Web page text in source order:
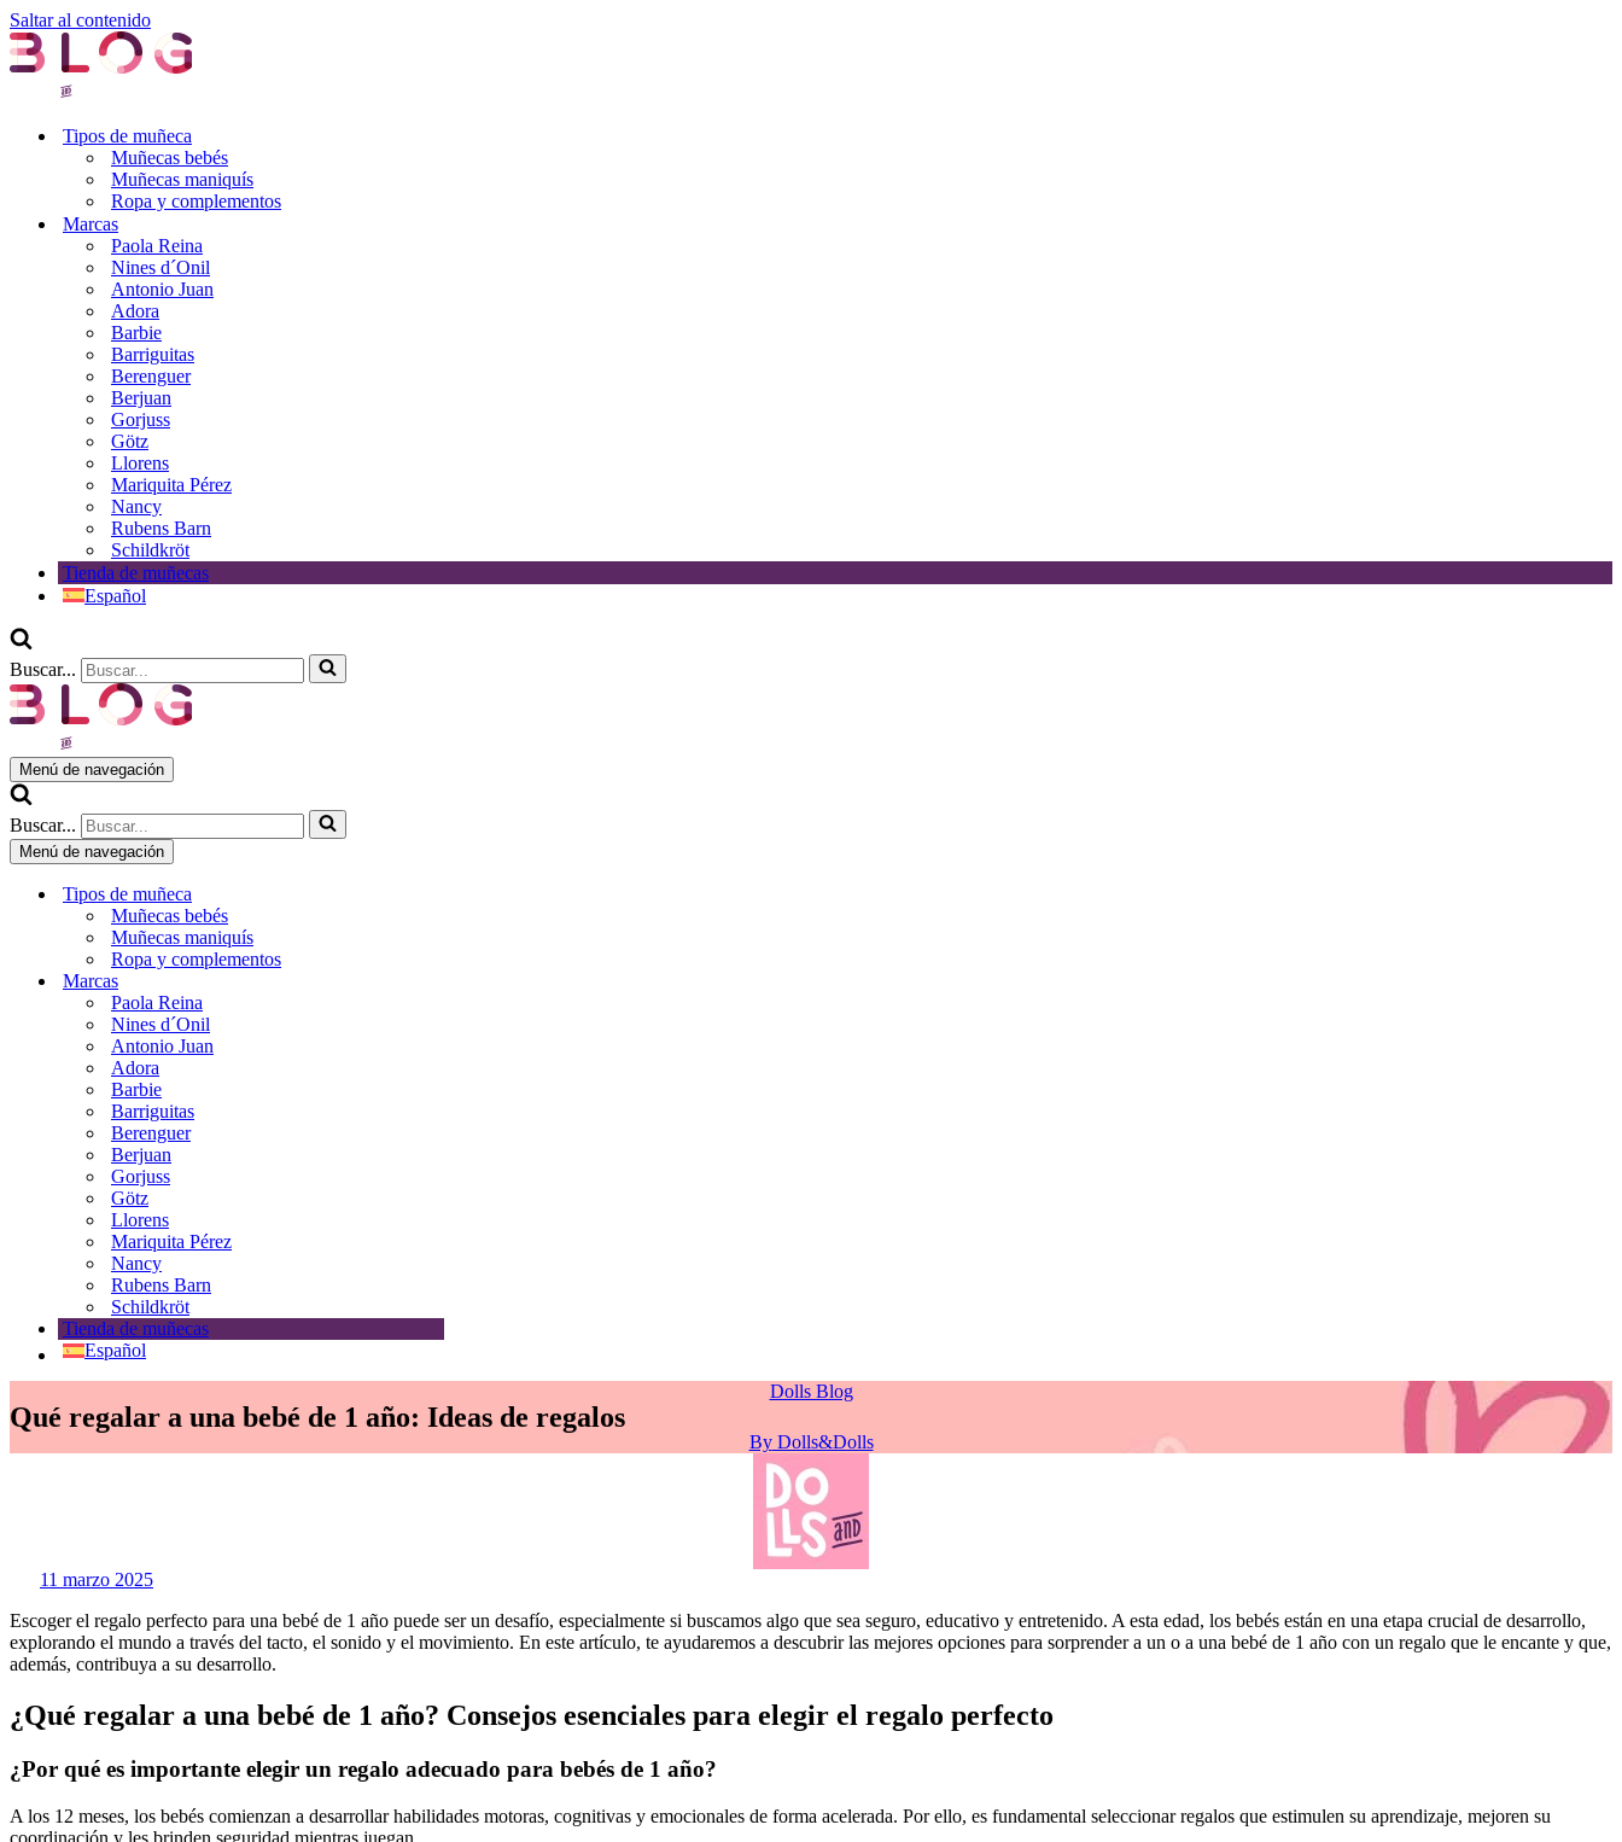
Saltar al contenido
Tipos de muñeca
Muñecas bebés
Muñecas maniquís
Ropa y complementos
Marcas
Paola Reina
Nines d´Onil
Antonio Juan
Adora
Barbie
Barriguitas
Berenguer
Berjuan
Gorjuss
Götz
Llorens
Mariquita Pérez
Nancy
Rubens Barn
Schildkröt
Tienda de muñecas
Español
Buscar...
Menú de navegación
Buscar...
Menú de navegación
Tipos de muñeca
Muñecas bebés
Muñecas maniquís
Ropa y complementos
Marcas
Paola Reina
Nines d´Onil
Antonio Juan
Adora
Barbie
Barriguitas
Berenguer
Berjuan
Gorjuss
Götz
Llorens
Mariquita Pérez
Nancy
Rubens Barn
Schildkröt
Tienda de muñecas
Español
Dolls Blog
Qué regalar a una bebé de 1 año: Ideas de regalos
ByDolls&Dolls
11 marzo 2025
Escoger el regalo perfecto para una bebé de 1 año puede ser un desafío, especialmente si buscamos algo que sea seguro, educativo y entretenido. A esta edad, los bebés están en una etapa crucial de desarrollo,
explorando el mundo a través del tacto, el sonido y el movimiento. En este artículo, te ayudaremos a descubrir las mejores opciones para sorprender a un o a una bebé de 1 año con un regalo que le encante y que,
además, contribuya a su desarrollo.
¿Qué regalar a una bebé de 1 año? Consejos esenciales para elegir el regalo perfecto
¿Por qué es importante elegir un regalo adecuado para bebés de 1 año?
A los 12 meses, los bebés comienzan a desarrollar habilidades motoras, cognitivas y emocionales de forma acelerada. Por ello, es fundamental seleccionar regalos que estimulen su aprendizaje, mejoren su
coordinación y les brinden seguridad mientras juegan.